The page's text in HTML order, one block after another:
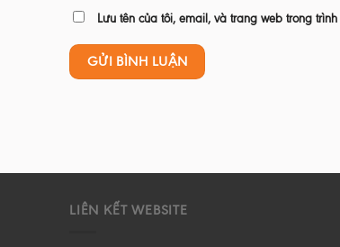
Lưu tên của tôi, email, và trang web trong
LIÊN KẾT WEBSITE